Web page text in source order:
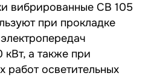
вибрированные СВ 105
при прокладке
а также при
осветительных